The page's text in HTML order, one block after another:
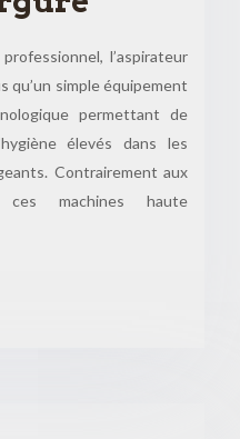
l’aspirateur
qu’un simple équipement
permettant de
élevés dans les
Contrairement aux
ces machines haute